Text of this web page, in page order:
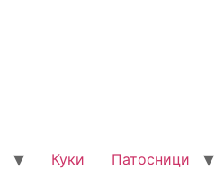
Куки Патосници